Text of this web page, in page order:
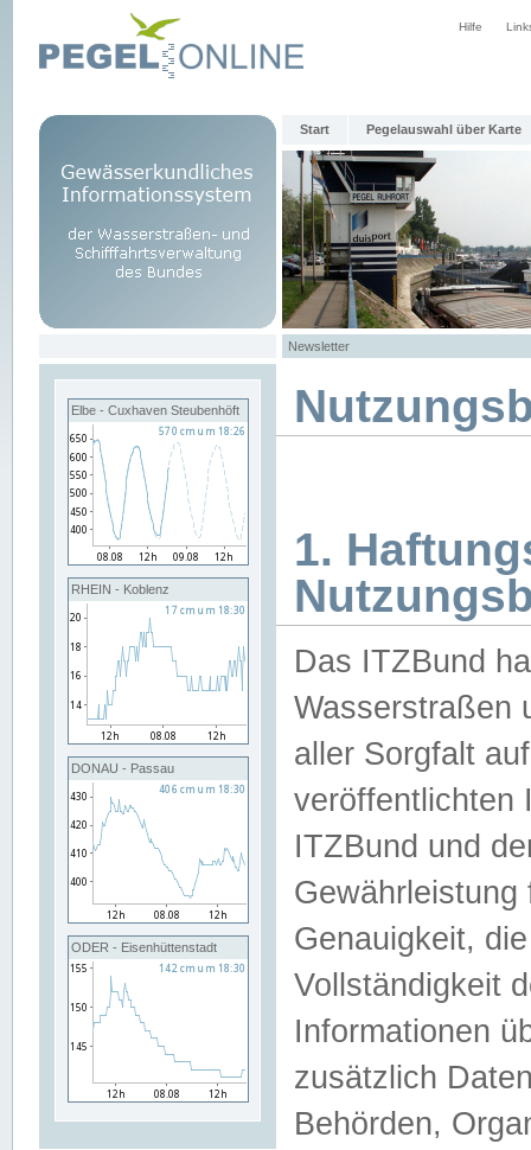
Hilfe
Start Pegelauswahl über Karte
Newsletter
Elbe - Cuxhaven Steubenhöft
RHEIN - Koblenz
DONAU - Passau
ODER - Eisenhüttenstadt
1.
Das ITZBund
Wasserstraßen
aller Sorgfalt
veröffentlichten
ITZBund und
Genauigkeit,
Vollständigkeit
Informationen
zusätzlich
Behörden,